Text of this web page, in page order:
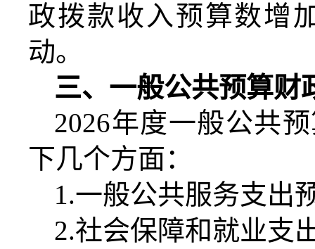
政拨款收入预算数增
动。
三、一般公共预算财
2026年度一般公共
下几个方面：
1.一般公共服务支出
2.社会保障和就业支